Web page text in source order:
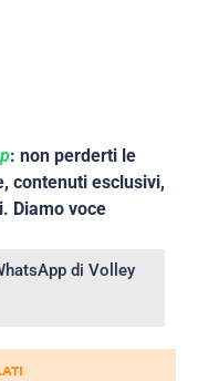
: non perderti le
contenuti esclusivi,
Diamo voce
di Volley